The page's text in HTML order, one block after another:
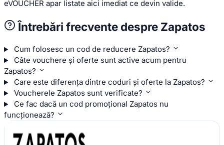
eVOUCHER apar listate aici imediat ce devin valide.
Întrebări frecvente despre Zapatos
Cum folosesc un cod de reducere Zapatos?
Câte vouchere și oferte sunt active acum pentru
Zapatos?
Care este diferența dintre coduri și oferte la Zapatos?
Voucherele Zapatos sunt verificate?
Ce fac dacă un cod promoțional Zapatos nu
funcționează?